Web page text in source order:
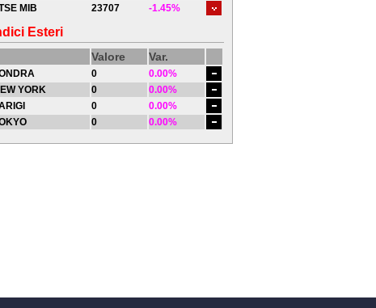
MIB
23707 -1.45%
Esteri
Valore Var.
0
0.00%
YORK
0
0.00%
0
0.00%
0 0.00%